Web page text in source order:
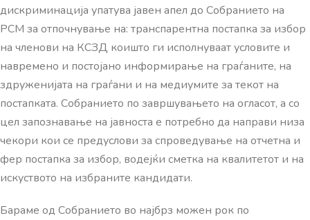
дискриминација упатува јавен апел до Собранието на
РСМ за отпочнување на: транспарентна постапка за избор
на членови на КСЗД коишто ги исполнуваат условите и
навремено и постојано информирање на граѓаните, на
здруженијата на граѓани и на медиумите за текот на
постапката. Собранието по завршувањето на огласот, а со
цел запознавање на јавноста е потребно да направи низа
чекори кои се предуслови за спроведување на отчетна и
фер постапка за избор, водејќи сметка на квалитетот и на
искуството на избраните кандидати.
Бараме од Собранието во најбрз можен рок по